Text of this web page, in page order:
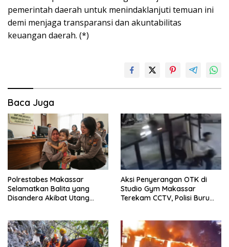
pemerintah daerah untuk menindaklanjuti temuan ini
demi menjaga transparansi dan akuntabilitas
keuangan daerah. (*)
Baca Juga
Polrestabes Makassar
Selamatkan Balita yang
Disandera Akibat Utang
Aksi Penyerangan OTK di
Studio Gym Makassar
Terekam CCTV, Polisi Buru